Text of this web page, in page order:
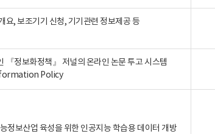
요, 보조기기 신청, 기기관련 정보제공 등
『정보화정책』 저널의 온라인 논문 투고 시스템
Policy
정보산업 육성을 위한 인공지능 학습용 데이터 개방